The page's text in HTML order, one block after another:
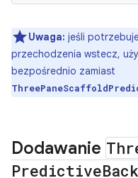
Uwaga: jeśli
przechodzenia wstecz,
bezpośrednio zamiast
Dodawanie
PredictiveBack